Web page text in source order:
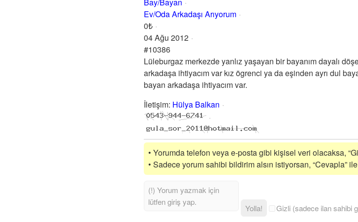
Ev/Oda Arkadaşı Arıyorum
0₺
04 Ağu 2012
#10386
Lüleburgaz merkezde yanlız yaşayan bir bayanım dayalı
arkadaşa ihtiyacım var kız ögrenci ya da eşinden ayrı dul
bayan arkadaşa ihtiyacım var.
İletişim: Hülya Balkan
• Yorumda telefon veya e-posta gibi kişisel veri olacaksa,
• Sadece yorum sahibi bildirim alsın istiyorsan, “Cevapla”
Yolla! Gizli (sadece ilan sahibi